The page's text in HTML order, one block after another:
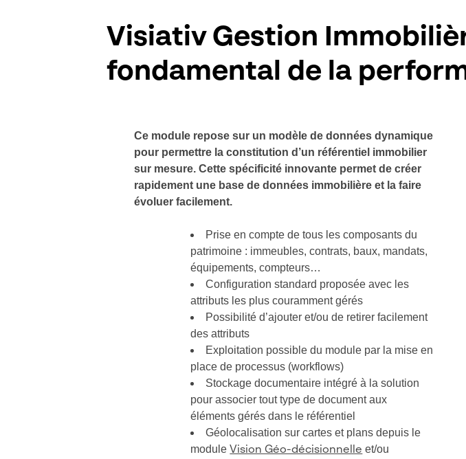
Visiativ Gestion
fondamental de la
Ce module repose sur un modèle de données dynamique
pour permettre la constitution d’un référentiel immobilier
sur mesure. Cette spécificité innovante permet de créer
rapidement une base de données immobilière et la faire
évoluer facilement.
Prise en compte de tous les composants du
patrimoine : immeubles, contrats, baux, mandats,
équipements, compteurs…
Configuration standard proposée avec les
attributs les plus couramment gérés
Possibilité d’ajouter et/ou de retirer facilement
des attributs
Exploitation possible du module par la mise en
place de processus (workflows)
Stockage documentaire intégré à la solution
pour associer tout type de document aux
éléments gérés dans le référentiel
Géolocalisation sur cartes et plans depuis le
moduleVision Géo-décisionnelle et/ou